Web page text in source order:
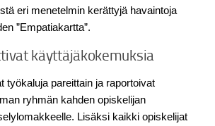
eri menetelmin kerättyjä havaintoja
”Empatiakartta”.
käyttäjäkokemuksia
työkaluja pareittain ja raportoivat
ryhmän kahden opiskelijan
Lisäksi kaikki opiskelijat